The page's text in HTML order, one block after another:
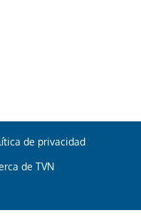
de privacidad
de TVN